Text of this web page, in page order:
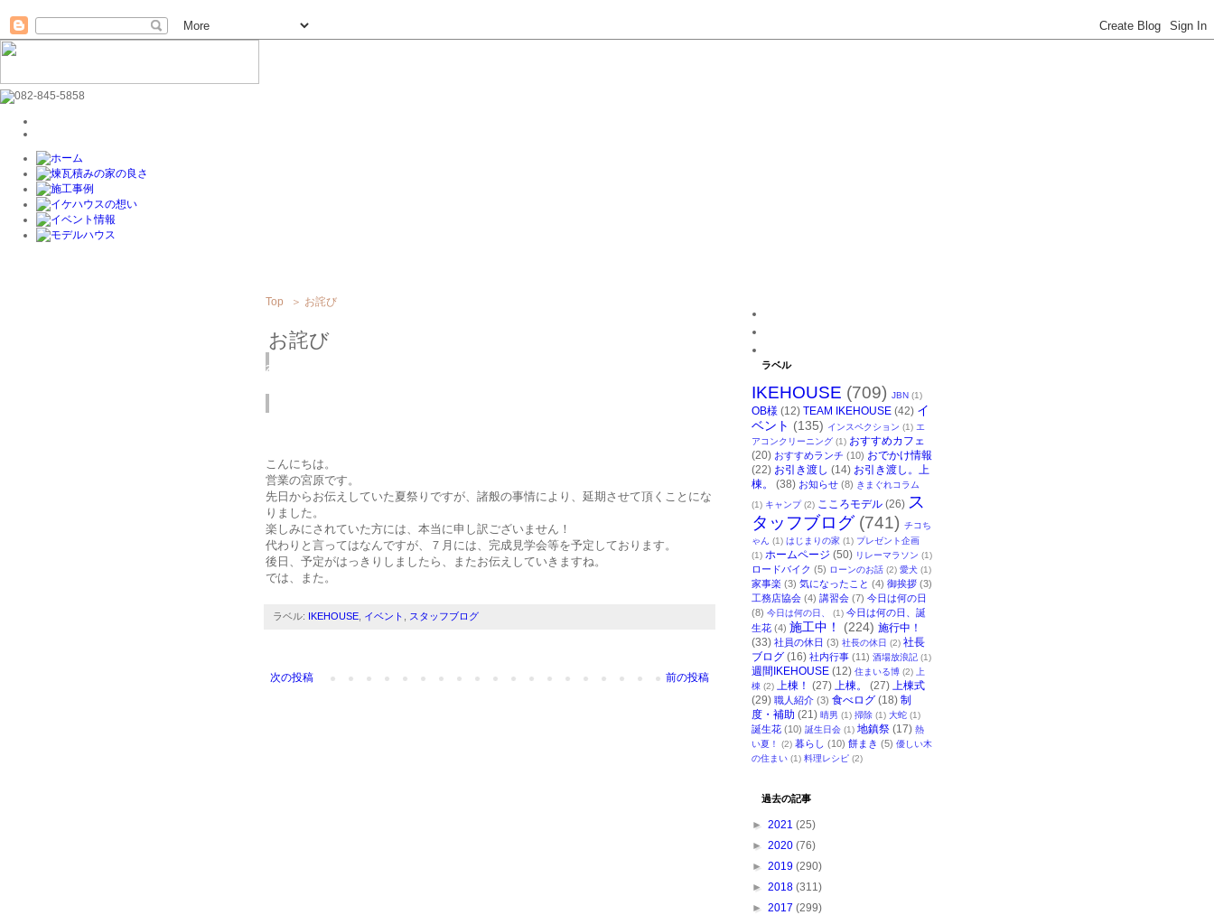
Top ＞ お詫び
お詫び
2016
こんにちは。
営業の宮原です。
先日からお伝えしていた夏祭りですが、諸般の事情により、延期させて頂くことにな
りました。
楽しみにされていた方には、本当に申し訳ございません！
代わりと言ってはなんですが、７月には、完成見学会等を予定しております。
後日、予定がはっきりしましたら、またお伝えしていきますね。
では、また。
ラベル: IKEHOUSE イベント スタッフブログ
次の投稿 前の投稿
ラベル
IKEHOUSE (709) JBN (1)
OB様 (12) TEAM IKEHOUSE (42) イ
ベント (135) インスペクション (1) エ
アコンクリーニング (1) おすすめカフェ
(20) おすすめランチ (10) おでかけ情報
(22) お引き渡し (14) お引き渡し。上
棟。
(38) お知らせ (8) きまぐれコラム
(1) キャンプ (2) こころモデル (26) ス
タッフブログ (741) チコち
ゃん
(1) はじまりの家 (1) プレゼント企画
(1) ホームページ (50) リレーマラソン (1)
ロードバイク (5) ローンのお話 (2) 愛犬 (1)
家事楽 (3) 気になったこと (4) 御挨拶 (3)
工務店協会 (4) 講習会 (7) 今日は何の日
(8) 今日は何の日、 (1) 今日は何の日、誕
生花 (4) 施工中！ (224) 施行中！
(33) 社員の休日 (3) 社長の休日 (2) 社長
ブログ (16) 社内行事 (11) 酒場放浪記 (1)
週間IKEHOUSE (12) 住まいる博 (2)
上
棟 (2) 上棟！ (27) 上棟。 (27) 上棟式
(29) 職人紹介 (3) 食べログ (18) 制
度・補助 (21) 晴男 (1) 掃除 (1) 大蛇 (1)
誕生花 (10) 誕生日会 (1) 地鎮祭 (17) 熱
い夏！
(2) 暮らし (10) 餅まき (5) 優しい木
の住まい (1) 料理レシピ (2)
過去の記事
► 2021 (25)
► 2020 (76)
► 2019 (290)
► 2018 (311)
► 2017 (299)